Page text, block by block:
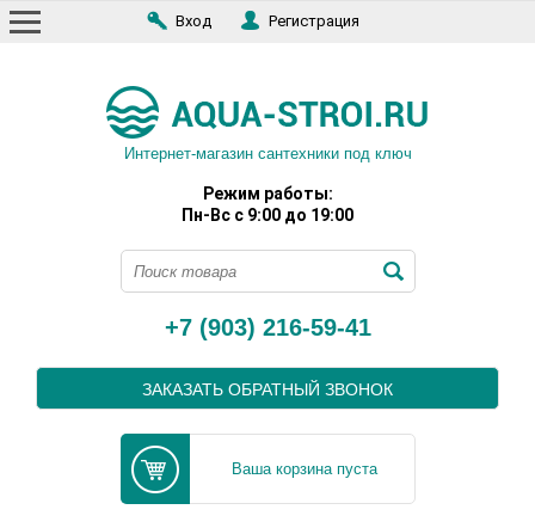
Вход Регистрация
Интернет-магазин сантехники под ключ
Режим работы:
Пн-Вс с 9:00 до 19:00
+7 (903) 216-59-41
ЗАКАЗАТЬ ОБРАТНЫЙ ЗВОНОК
Ваша корзина пуста